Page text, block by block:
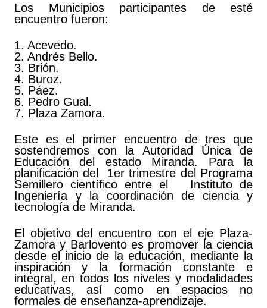
Los Municipios participantes de esté
encuentro fueron:
1. Acevedo.
2. Andrés Bello.
3. Brión.
4. Buroz.
5. Páez.
6. Pedro Gual.
7. Plaza Zamora.
Este es el primer encuentro de tres que
sostendremos con la Autoridad Única de
Educación del estado Miranda. Para la
planificación del 1er trimestre del Programa
Semillero científico entre el Instituto de
Ingeniería y la coordinación de ciencia y
tecnología de Miranda.
El objetivo del encuentro con el eje Plaza-
Zamora y Barlovento es promover la ciencia
desde el inicio de la educación, mediante la
inspiración y la formación constante e
integral, en todos los niveles y modalidades
educativas, así como en espacios no
formales de enseñanza-aprendizaje.